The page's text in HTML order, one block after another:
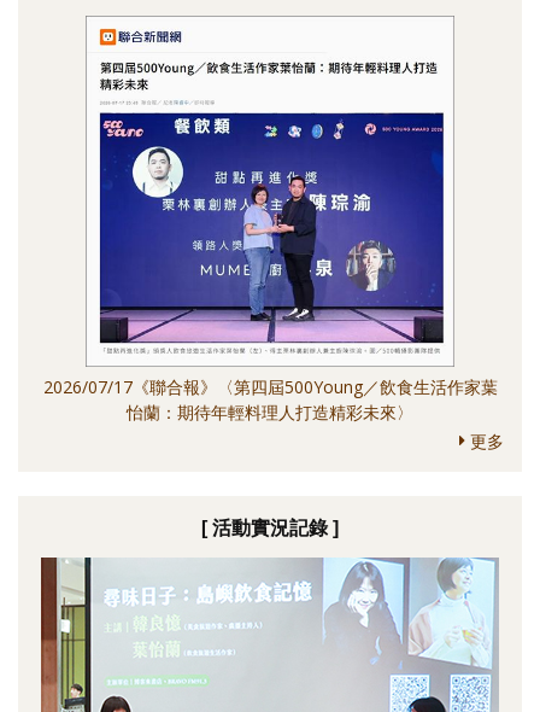
2026/07/17《聯合報》〈第四屆500Young／飲食生活作家葉
怡蘭：期待年輕料理人打造精彩未來〉
更多
[ 活動實況記錄 ]